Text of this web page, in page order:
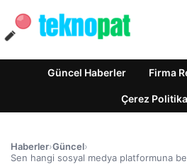
Güncel Haberler Firma
Çerez
Haberler›Güncel›
Sen hangi sosyal medya platformuna